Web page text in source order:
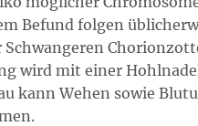
Befund folgen
Schwangeren
wird mit einer
kann Wehen sowie